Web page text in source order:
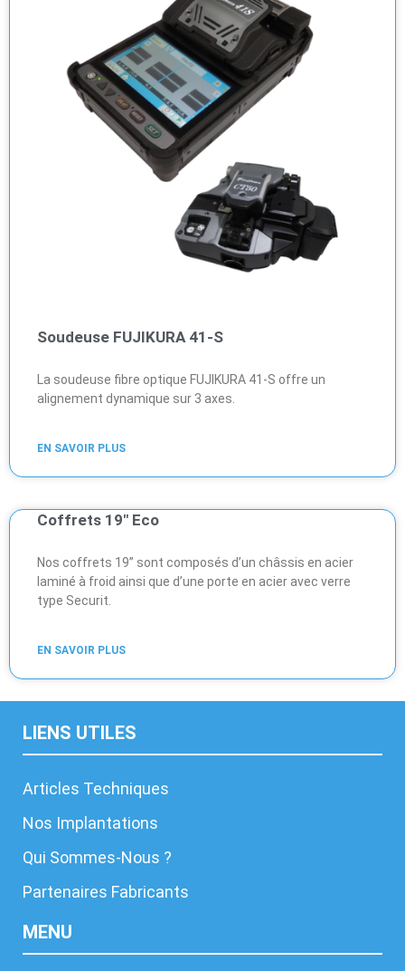
Soudeuse FUJIKURA 41-S
La soudeuse fibre optique FUJIKURA 41-S offre un
alignement dynamique sur 3 axes.
EN SAVOIR PLUS
Coffrets 19″ Eco
Nos coffrets 19’’ sont composés d’un châssis en acier
laminé à froid ainsi que d’une porte en acier avec verre
type Securit.
EN SAVOIR PLUS
LIENS UTILES
Articles Techniques
Nos Implantations
Qui Sommes-Nous ?
Partenaires Fabricants
MENU